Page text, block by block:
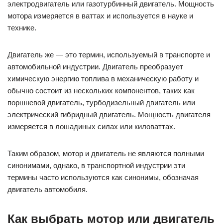
Таким образом, мотор и двигатель не являются полными
двигатель автомобиля.
Как выбрать мотор или двигатель
1. Различия мотора и двигателя
понимать различия между ними. Моторы используются для
привода электрических инструментов, механизмов и
устройств, которые не создают энергию. Двигатели же
предназначены для преобразования энергии, используя
генерируют движение.